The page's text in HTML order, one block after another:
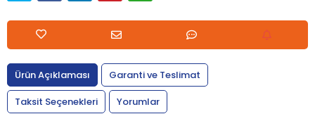
Ürün Açıklaması
Garanti ve Teslimat
Taksit Seçenekleri
Yorumlar